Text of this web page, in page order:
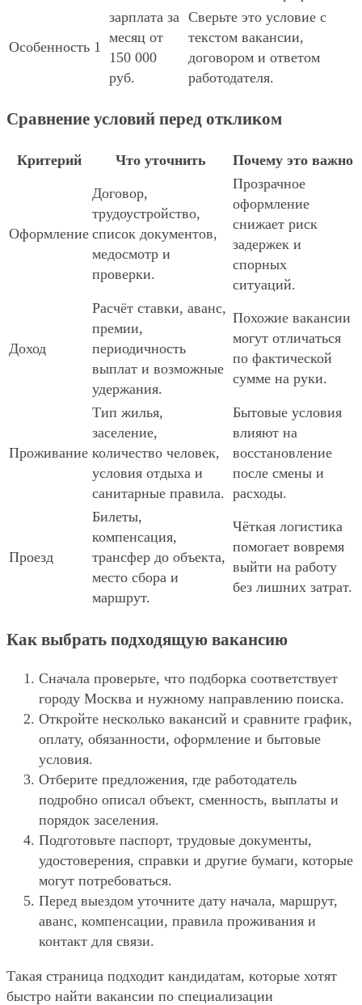
Особенность 1
зарплата за
месяц от
150 000
руб.
Сверьте это условие с
текстом вакансии,
договором и ответом
работодателя.
Сравнение условий перед откликом
Критерий Что уточнить Почему это важно
Оформление
Договор,
трудоустройство,
список документов,
медосмотр и
проверки.
Прозрачное
оформление
снижает риск
задержек и
спорных
ситуаций.
Доход
Расчёт ставки, аванс,
премии,
периодичность
выплат и возможные
удержания.
Похожие вакансии
могут отличаться
по фактической
сумме на руки.
Проживание
Тип жилья,
заселение,
количество человек,
условия отдыха и
санитарные правила.
Бытовые условия
влияют на
восстановление
после смены и
расходы.
Проезд
Билеты,
компенсация,
трансфер до объекта,
место сбора и
маршрут.
Чёткая логистика
помогает вовремя
выйти на работу
без лишних затрат.
Как выбрать подходящую вакансию
Сначала проверьте, что подборка соответствует
городу Москва и нужному направлению поиска.
Откройте несколько вакансий и сравните график,
оплату, обязанности, оформление и бытовые
условия.
Отберите предложения, где работодатель
подробно описал объект, сменность, выплаты и
порядок заселения.
Подготовьте паспорт, трудовые документы,
удостоверения, справки и другие бумаги, которые
могут потребоваться.
Перед выездом уточните дату начала, маршрут,
аванс, компенсации, правила проживания и
контакт для связи.
Такая страница подходит кандидатам, которые хотят
быстро найти вакансии по специализации